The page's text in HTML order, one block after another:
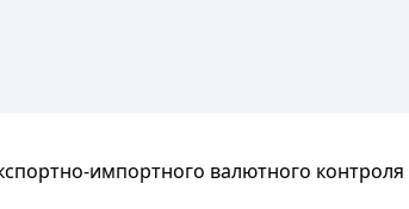
импортного валютного контроля